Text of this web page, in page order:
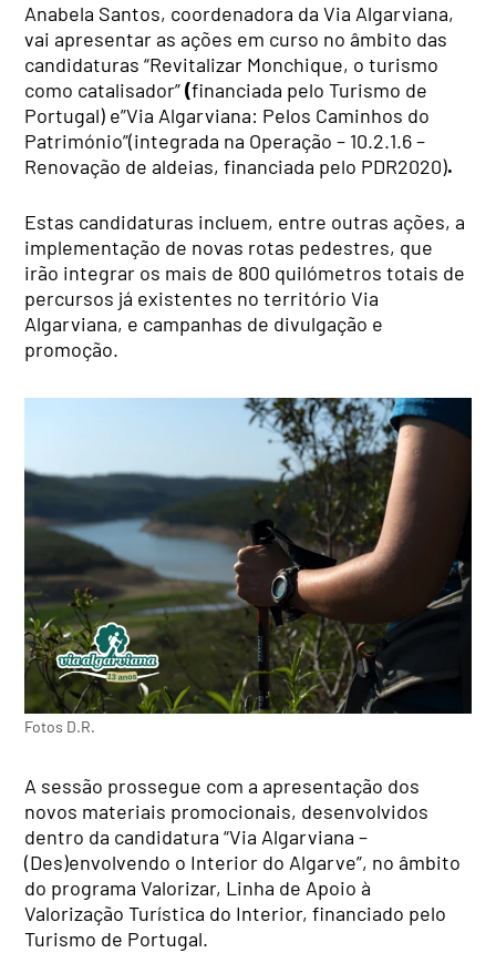
Anabela Santos, coordenadora da Via Algarviana,
vai apresentar as ações em curso no âmbito das
candidaturas “Revitalizar Monchique, o turismo
como catalisador”(financiada pelo Turismo de
Portugal) e”Via Algarviana: Pelos Caminhos do
Património”(integrada na Operação – 10.2.1.6 –
Renovação de aldeias, financiada pelo PDR2020).
Estas candidaturas incluem, entre outras ações, a
implementação de novas rotas pedestres, que
irão integrar os mais de 800 quilómetros totais de
percursos já existentes no território Via
Algarviana, e campanhas de divulgação e
promoção.
Fotos D.R.
A sessão prossegue com a apresentação dos
novos materiais promocionais, desenvolvidos
dentro da candidatura “Via Algarviana –
(Des)envolvendo o Interior do Algarve”, no âmbito
do programa Valorizar, Linha de Apoio à
Valorização Turística do Interior, financiado pelo
Turismo de Portugal.